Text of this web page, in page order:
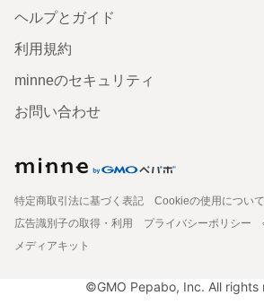
ヘルプとガイド
利用規約
minneのセキュリティ
お問い合わせ
特定商取引法に基づく表記
Cookieの使用について
広告識別子の取得・利用
プライバシーポリシー
メディアキット
©GMO Pepabo, Inc. All rights